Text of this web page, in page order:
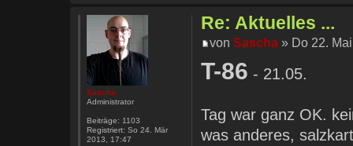
Re: Aktuelles ...
vonSascha » Do 22.
T-86 - 21.05.
Tag war ganz OK.
was anderes,
Sascha
Administrator
Beiträge: 1103
Registriert: So 24. Mär
2013, 17:47